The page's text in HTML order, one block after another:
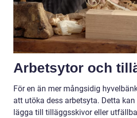
Arbetsytor och
För en än mer mångsidig
att utöka dess arbetsyta. Detta
lägga till tilläggsskivor eller